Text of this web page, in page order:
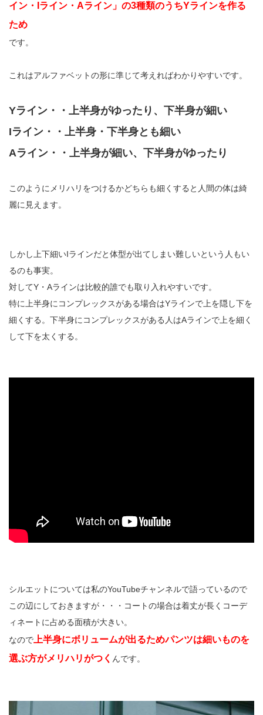
イン・Iライン・Aライン」の3種類のうちYラインを作る
ため
です。
これはアルファベットの形に準じて考えればわかりやすいです。
Yライン・・上半身がゆったり、下半身が細い
Iライン・・上半身・下半身とも細い
Aライン・・上半身が細い、下半身がゆったり
このようにメリハリをつけるかどちらも細くすると人間の体は綺
麗に見えます。
しかし上下細いIラインだと体型が出てしまい難しいという人もい
るのも事実。
対してY・Aラインは比較的誰でも取り入れやすいです。
特に上半身にコンプレックスがある場合はYラインで上を隠し下を
細くする。下半身にコンプレックスがある人はAラインで上を細く
して下を太くする。
シルエットについては私のYouTubeチャンネルで語っているので
この辺にしておきますが・・・コートの場合は着丈が長くコーデ
ィネートに占める面積が大きい。
なので 上半身にボリュームが出るためパンツは細いものを
選ぶ方がメリハリがつく んです。